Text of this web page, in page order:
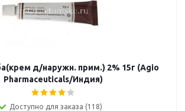
д/наружн. прим.) 2% 15г (Agio
Pharmaceuticals/Индия)
Доступно для заказа (118)